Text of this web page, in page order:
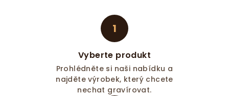
1
Vyberte produkt
Prohlédněte si naši nabídku a
najděte výrobek, který chcete
nechat gravírovat.